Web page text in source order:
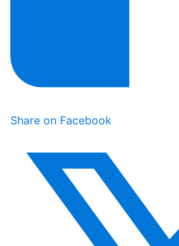
Share on Facebook